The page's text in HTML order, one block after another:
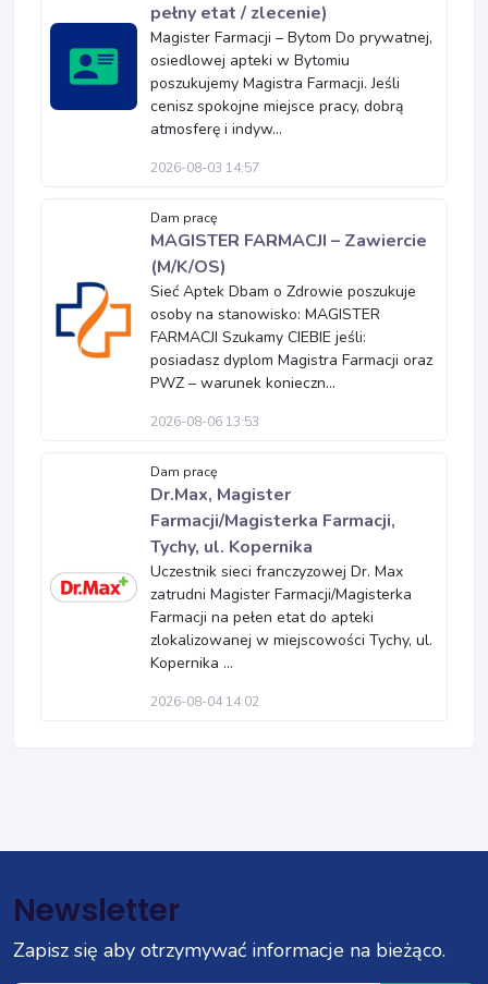
pełny etat / zlecenie)
Magister Farmacji – Bytom Do prywatnej,
osiedlowej apteki w Bytomiu
poszukujemy Magistra Farmacji. Jeśli
cenisz spokojne miejsce pracy, dobrą
atmosferę i indyw...
2026-08-03 14:57
Dam pracę
MAGISTER FARMACJI – Zawiercie
(M/K/OS)
Sieć Aptek Dbam o Zdrowie poszukuje
osoby na stanowisko: MAGISTER
FARMACJI Szukamy CIEBIE jeśli:
posiadasz dyplom Magistra Farmacji oraz
PWZ – warunek konieczn...
2026-08-06 13:53
Dam pracę
Dr.Max, Magister
Farmacji/Magisterka Farmacji,
Tychy, ul. Kopernika
Uczestnik sieci franczyzowej Dr. Max
zatrudni Magister Farmacji/Magisterka
Farmacji na pełen etat do apteki
zlokalizowanej w miejscowości Tychy, ul.
Kopernika ...
2026-08-04 14:02
Newsletter
Zapisz się aby otrzymywać informacje na bieżąco.